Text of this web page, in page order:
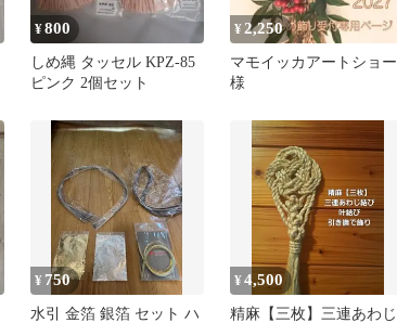
¥800
しめ縄 タッセル KPZ-85
ピンク 2個セット
¥2,250
マモイッカアートショー
様
¥ 750
水引 金箔 銀箔 セット ハ
¥4,500
精麻【三枚】三連あわじ